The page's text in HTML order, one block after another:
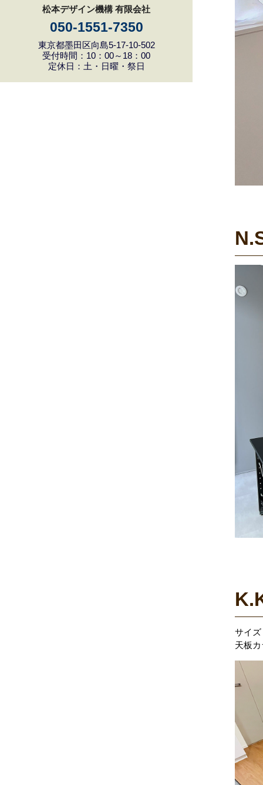
松本デザイン機構 有限会社
050-1551-7350
東京都墨田区向島5-17-10-502
受付時間：10：00～18：00
定休日：土・日曜・祭日
サイ
天板